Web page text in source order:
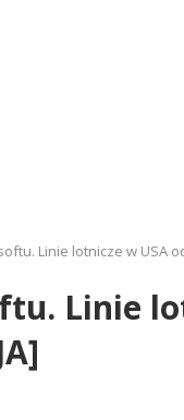
Linie lotnicze w USA
Linie